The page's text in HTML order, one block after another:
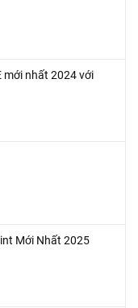
mới nhất 2024 với
Mới Nhất 2025